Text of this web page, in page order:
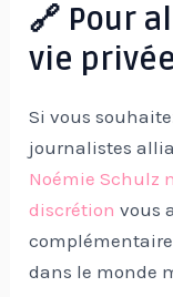
🔗 Pour
vie
Si vous
journalistes
Noémie Schulz
discrétion vous
dans le monde